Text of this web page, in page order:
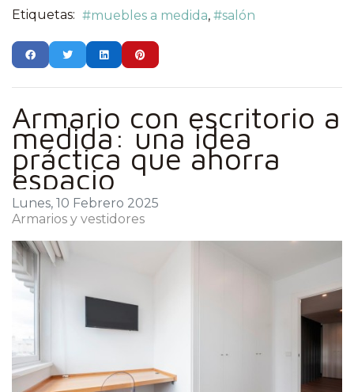
Etiquetas: muebles a medida salón
Armario con escritorio a
medida: una idea
práctica que ahorra
espacio
Lunes, 10 Febrero 2025
Armarios y vestidores